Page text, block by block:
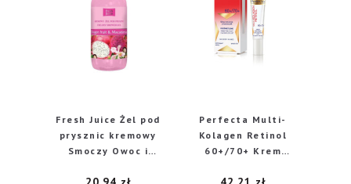
Fresh Juice Żel pod
prysznic kremowy
Smoczy Owoc i
Perfecta Multi-
Kolagen Retinol
60+/70+ Krem